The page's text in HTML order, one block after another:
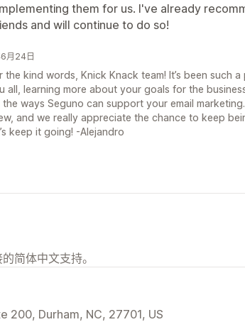
them for us. I've already
and will continue to do so!
月24日
kind words, Knick Knack team! It’s been such a
all, learning more about your goals for the
ways Seguno can support your email marketing.
and we really appreciate the chance to keep
keep it going! -Alejandro
简体中文支持。
200, Durham, NC, 27701, US